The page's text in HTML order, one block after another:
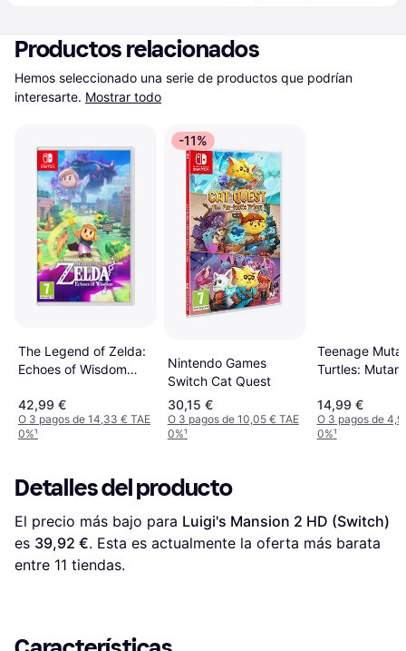
Productos relacionados
Hemos seleccionado una serie de productos que podrían
interesarte. Mostrar todo
The Legend of Zelda:
Echoes of Wisdom
42,99 €
O 3 pagos de 14,33 € TAE
0%¹
-11%
Nintendo Games
Switch Cat Quest
30,15 €
O 3 pagos de 10,05 € TAE
0%¹
Teenage
Turtles:
14,99 €
O 3 pagos de
0%¹
Detalles del producto
El precio más bajo para Luigi's Mansion 2 HD (Switch)
es 39,92 €. Esta es actualmente la oferta más barata
entre 11 tiendas.